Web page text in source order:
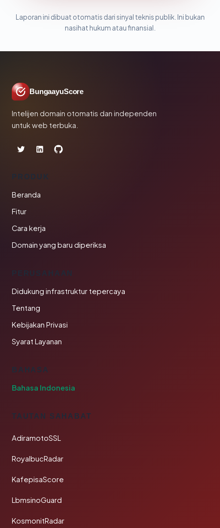
Laporan ini dibuat otomatis dari sinyal teknis publik. Ini bukan
nasihat hukum atau finansial.
BungaayuScore
Intelijen domain otomatis dan independen
untuk web terbuka.
PRODUK
Beranda
Fitur
Cara kerja
Domain yang baru diperiksa
PERUSAHAAN
Didukung infrastruktur tepercaya
Tentang
Kebijakan Privasi
Syarat Layanan
BAHASA
Bahasa Indonesia
TAUTAN SAHABAT
AdiramotoSSL
RoyalbucRadar
KafepisaScore
LbmsinoGuard
KosmonitRadar